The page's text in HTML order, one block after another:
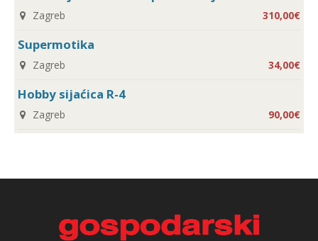
Zagreb 310,00€
Supermotika
Zagreb 34,00€
Hobby sijaćica R-4
Zagreb 90,00€